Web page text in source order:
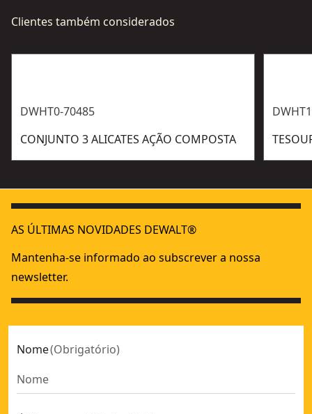
Clientes também considerados
DWHT0-70485
CONJUNTO 3 ALICATES AÇÃO COMPOSTA
AS ÚLTIMAS NOVIDADES DEWALT®
Mantenha-se informado ao subscrever a nossa
newsletter.
Nome(Obrigatório)